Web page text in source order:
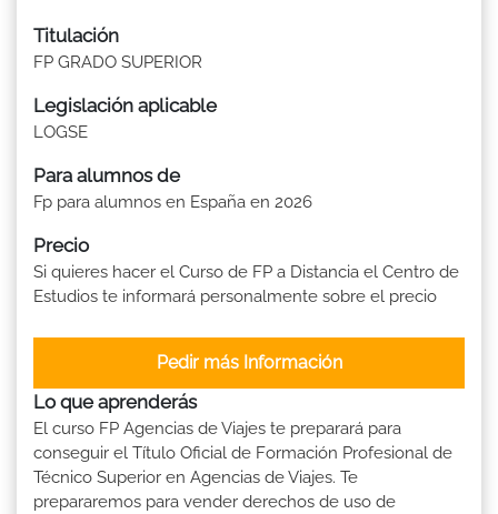
Titulación
FP GRADO SUPERIOR
Legislación aplicable
LOGSE
Para alumnos de
Fp para alumnos en España en 2026
Precio
Si quieres hacer el Curso de FP a Distancia el Centro de
Estudios te informará personalmente sobre el precio
Pedir más Información
Lo que aprenderás
El curso FP Agencias de Viajes te preparará para
conseguir el Título Oficial de Formación Profesional de
Técnico Superior en Agencias de Viajes. Te
prepararemos para vender derechos de uso de